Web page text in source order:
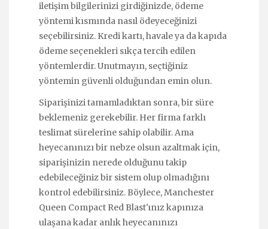
iletişim bilgilerinizi girdiğinizde, ödeme
yöntemi kısmında nasıl ödeyeceğinizi
seçebilirsiniz. Kredi kartı, havale ya da kapıda
ödeme seçenekleri sıkça tercih edilen
yöntemlerdir. Unutmayın, seçtiğiniz
yöntemin güvenli olduğundan emin olun.
Siparişinizi tamamladıktan sonra, bir süre
beklemeniz gerekebilir. Her firma farklı
teslimat sürelerine sahip olabilir. Ama
heyecanınızı bir nebze olsun azaltmak için,
siparişinizin nerede olduğunu takip
edebileceğiniz bir sistem olup olmadığını
kontrol edebilirsiniz. Böylece, Manchester
Queen Compact Red Blast'ınız kapınıza
ulaşana kadar anlık heyecanınızı